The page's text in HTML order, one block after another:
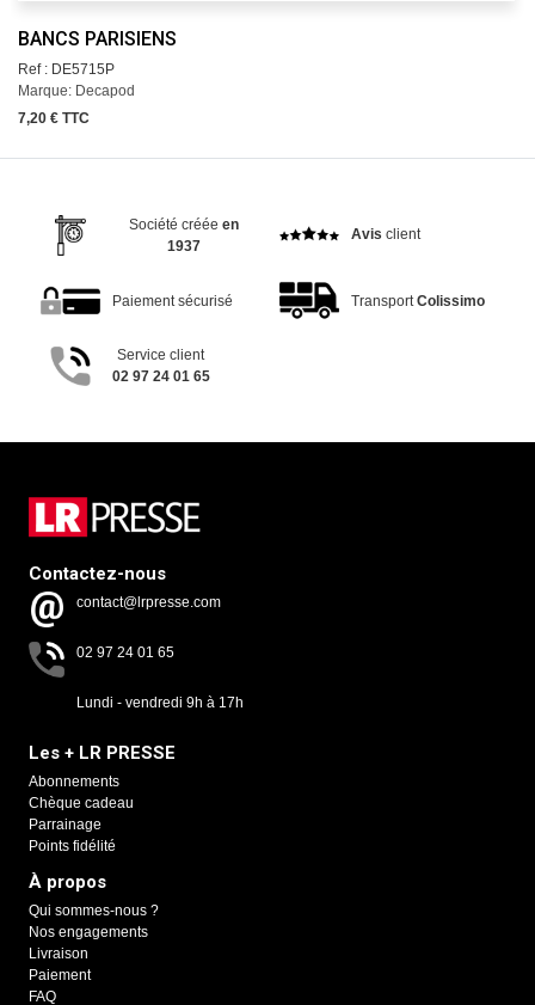
BANCS PARISIENS
Ref : DE5715P
Marque: Decapod
7,20 € TTC
Société créée en
1937
Avis client
Paiement sécurisé Transport Colissimo
Service client
02 97 24 01 65
Contactez-nous
contact@lrpresse.com
02 97 24 01 65
Lundi - vendredi 9h à 17h
Les + LR PRESSE
Abonnements
Chèque cadeau
Parrainage
Points fidélité
À propos
Qui sommes-nous ?
Nos engagements
Livraison
Paiement
FAQ